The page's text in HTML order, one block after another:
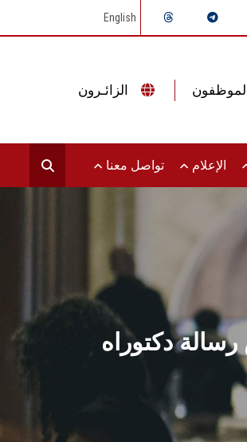
English
الإعلام تواصل معنا
دكتوراه